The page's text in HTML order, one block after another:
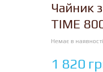
Чайник
TIME
Немає в наявності
1 820